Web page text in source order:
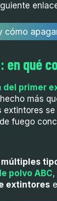
cómo
en qué
del primer
más
fuego
múltiples
polvo ABC,
extintores